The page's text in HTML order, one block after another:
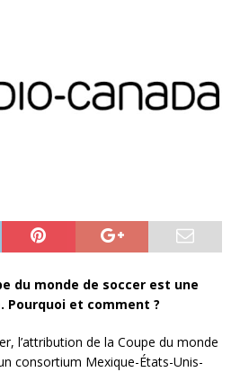
du monde de soccer est une
Pourquoi et comment ?
l’attribution de la Coupe du monde
consortium Mexique-États-Unis-